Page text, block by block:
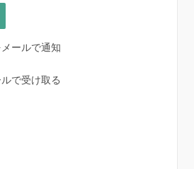
ールで通知
で受け取る